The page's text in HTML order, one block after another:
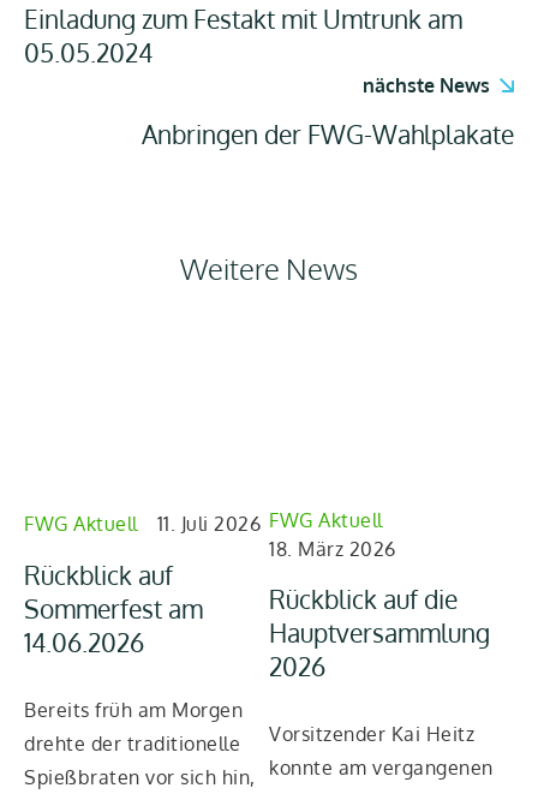
Einladung zum Festakt mit Umtrunk am
05.05.2024
nächste News
Anbringen der FWG-Wahlplakate
Weitere News
FWG Aktuell 11. Juli 2026
Rückblick auf
Sommerfest am
14.06.2026
Bereits früh am Mor­gen
dreh­te der tra­di­tio­nel­le
Spieß­bra­ten vor sich hin,
FWG Aktuell
18. März 2026
Rückblick auf die
Hauptversammlung
2026
Vor­sit­zen­der Kai Heitz
konn­te am ver­gan­ge­nen